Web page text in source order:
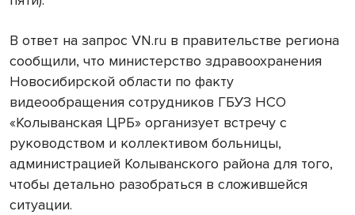
В ответ на запрос VN.ru в правительстве региона
сообщили, что министерство здравоохранения
Новосибирской области по факту
видеообращения сотрудников ГБУЗ НСО
«Колыванская ЦРБ» организует встречу с
руководством и коллективом больницы,
администрацией Колыванского района для того,
чтобы детально разобраться в сложившейся
ситуации.